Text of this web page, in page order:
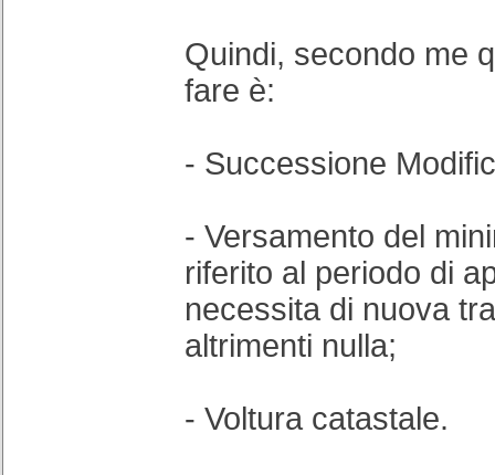
Quindi, secondo me
fare è:
- Successione
- Versamento del
riferito al periodo di
necessita di nuova
altrimenti nulla;
- Voltura catastale.